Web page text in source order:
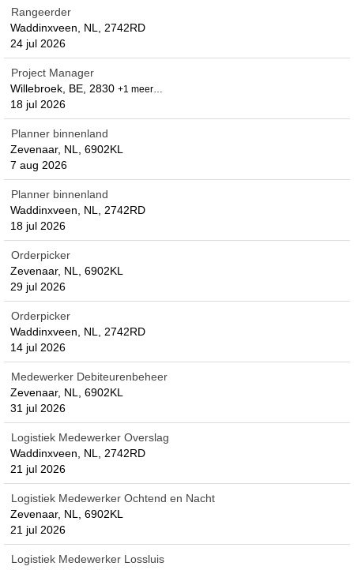
Rangeerder
Waddinxveen, NL, 2742RD
24 jul 2026
Project Manager
Willebroek, BE, 2830 +1 meer…
18 jul 2026
Planner binnenland
Zevenaar, NL, 6902KL
7 aug 2026
Planner binnenland
Waddinxveen, NL, 2742RD
18 jul 2026
Orderpicker
Zevenaar, NL, 6902KL
29 jul 2026
Orderpicker
Waddinxveen, NL, 2742RD
14 jul 2026
Medewerker Debiteurenbeheer
Zevenaar, NL, 6902KL
31 jul 2026
Logistiek Medewerker Overslag
Waddinxveen, NL, 2742RD
21 jul 2026
Logistiek Medewerker Ochtend en Nacht
Zevenaar, NL, 6902KL
21 jul 2026
Logistiek Medewerker Lossluis